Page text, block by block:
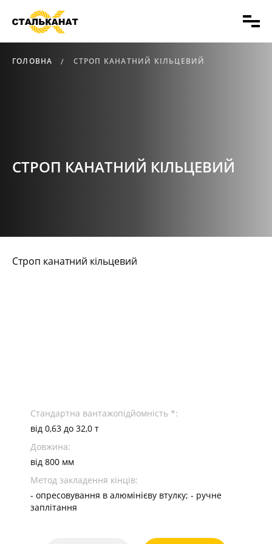
ГОЛОВНА СТРОП КАНАТНИЙ КІЛЬЦЕВИЙ
СТРОП КАНАТНИЙ КІЛЬЦЕВИЙ
Строп канатний кільцевий
Стандартна вантажопідйомність *:
від 0,63 до 32,0 т
Довжина:
від 800 мм
Метод закладення кінців:
- опресовування в алюмінієву втулку; - ручне
заплітання